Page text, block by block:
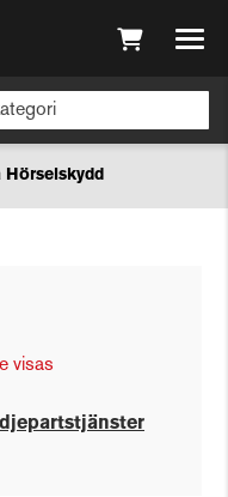
Hörselskydd
visas